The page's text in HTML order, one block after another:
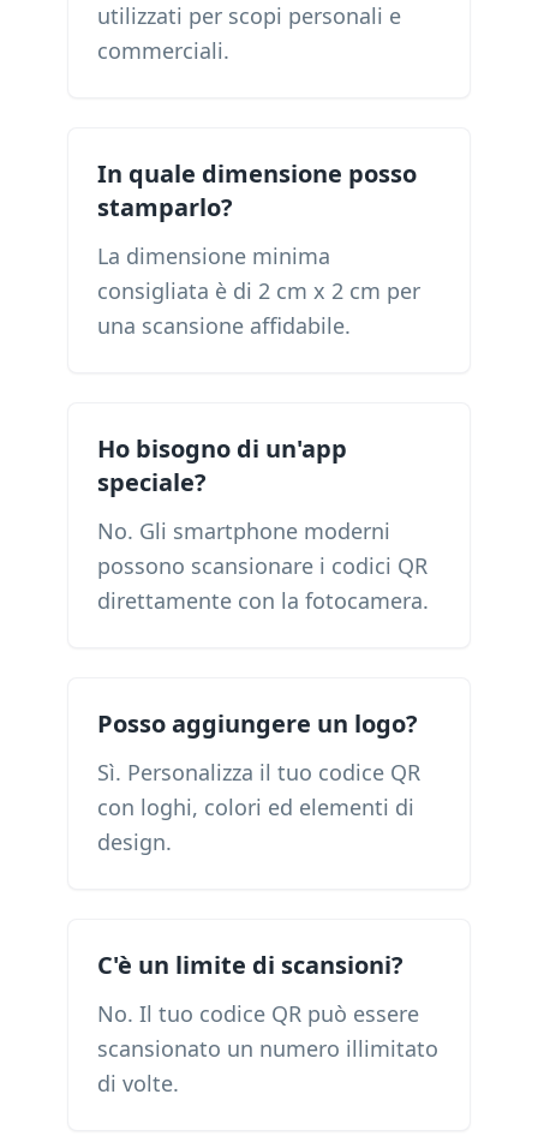
utilizzati per scopi personali e
commerciali.
In quale dimensione posso
stamparlo?
La dimensione minima
consigliata è di 2 cm x 2 cm per
una scansione affidabile.
Ho bisogno di un'app
speciale?
No. Gli smartphone moderni
possono scansionare i codici QR
direttamente con la fotocamera.
Posso aggiungere un logo?
Sì. Personalizza il tuo codice QR
con loghi, colori ed elementi di
design.
C'è un limite di scansioni?
No. Il tuo codice QR può essere
scansionato un numero illimitato
di volte.